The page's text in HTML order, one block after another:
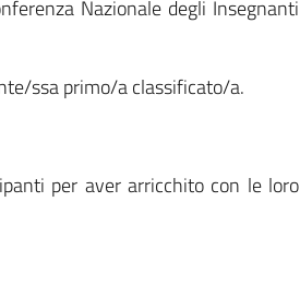
Nazionale degli Insegnanti
ssa primo/a classificato/a.
per aver arricchito con le loro